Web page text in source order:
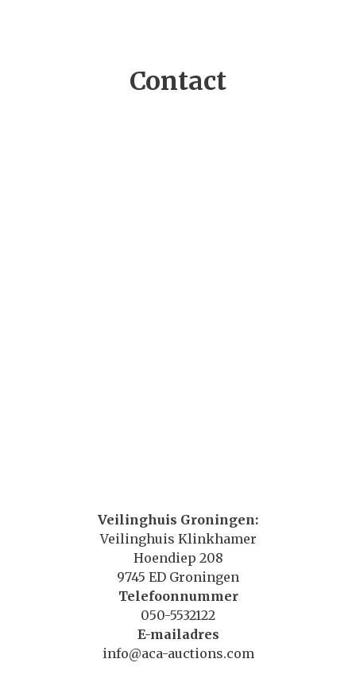
Contact
Veilinghuis Groningen:
Veilinghuis Klinkhamer
Hoendiep 208
9745 ED Groningen
Telefoonnummer
050-5532122
E-mailadres
info@aca-auctions.com